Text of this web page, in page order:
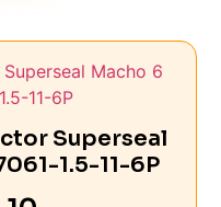
Superseal
1.5-11-6P